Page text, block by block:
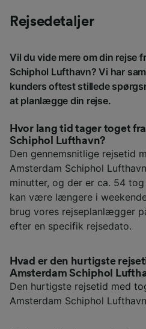
Rejsedetaljer
Vil du vide mere om din rejse
Schiphol Lufthavn? Vi har
kunders oftest stillede
at planlægge din rejse.
Hvor lang tid tager toget
Schiphol Lufthavn?
Den gennemsnitlige rejsetid
Amsterdam Schiphol
minutter, og der er ca. 54
kan være længere i
brug vores rejseplanlægger
efter en specifik rejsedato.
Hvad er den hurtigste
Amsterdam Schiphol
Den hurtigste rejsetid med
Amsterdam Schiphol